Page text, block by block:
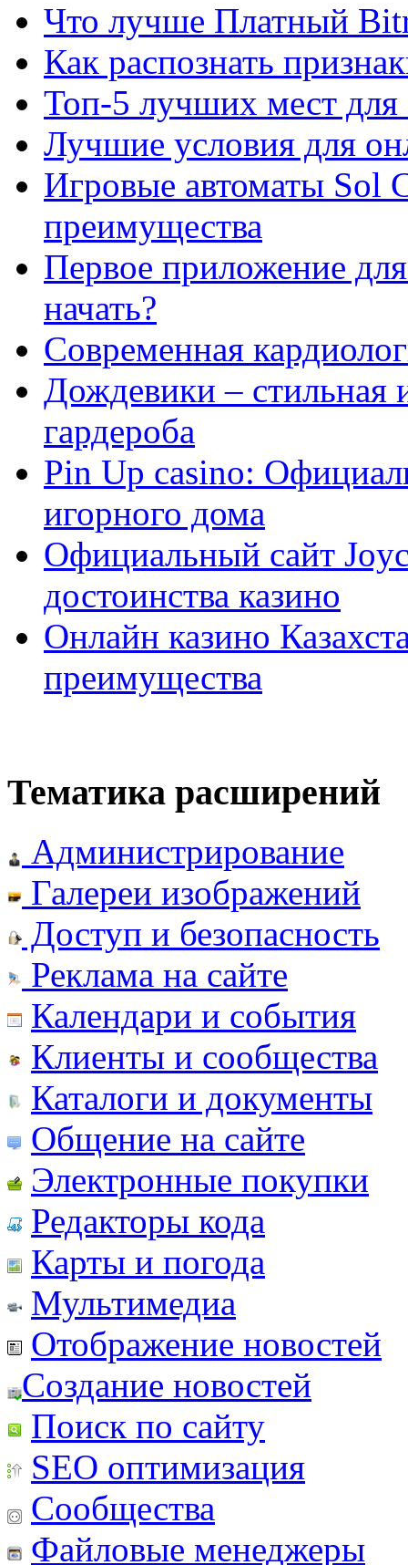
Что лучше Платный
Как распознать
Топ-5 лучших мест для
Лучшие условия для
Игровые автоматы Sol
преимущества
Первое приложение
начать?
Современная
Дождевики – стильная
гардероба
Pin Up casino:
игорного дома
Официальный сайт
достоинства казино
Онлайн казино
преимущества
Тематика расширений
Администрирование
Галереи изображений
Доступ и безопасность
Реклама на сайте
Календари и события
Клиенты и сообщества
Каталоги и документы
Общение на сайте
Электронные покупки
Редакторы кода
Карты и погода
Мультимедиа
Отображение новостей
Создание новостей
Поиск по сайту
SEO оптимизация
Сообщества
Файловые менеджеры